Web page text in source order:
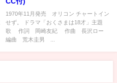
1970年11月発売 オリコン チャートイン
せず。 ドラマ「おくさまは18才」主題
歌 作詞 岡崎友紀 作曲 長沢ロー
編曲 荒木圭男 ...